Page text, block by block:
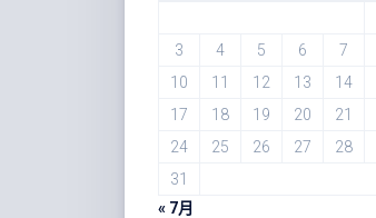
3
4 5 6 7
10
11 12 13 14
17
18 19 20 21
24
25 26 27 28
31
« 7月